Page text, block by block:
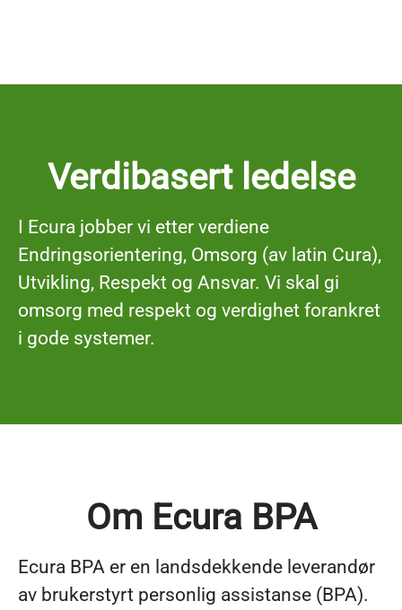
Verdibasert ledelse
I Ecura jobber vi etter verdiene
Endringsorientering, Omsorg (av latin Cura),
Utvikling, Respekt og Ansvar. Vi skal gi
omsorg med respekt og verdighet forankret
i gode systemer.
Om Ecura BPA
Ecura BPA er en landsdekkende leverandør
av brukerstyrt personlig assistanse (BPA).